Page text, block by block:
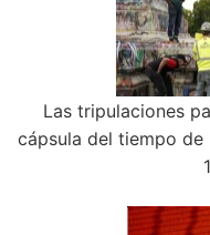
Las tripulaciones
cápsula del tiempo